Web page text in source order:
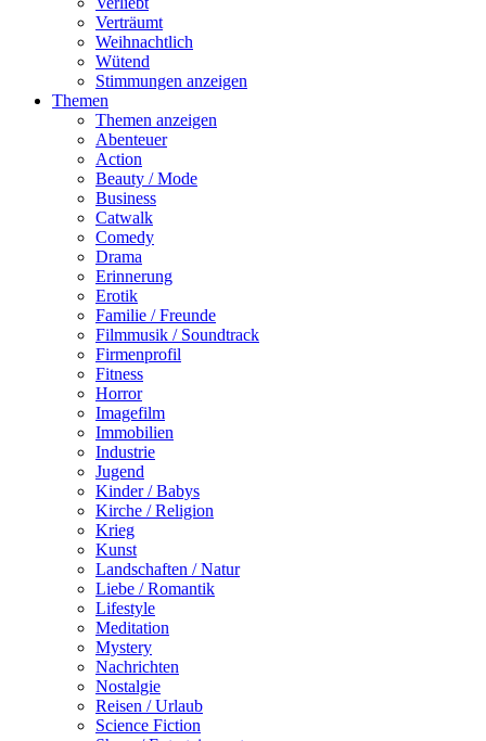
Verträumt
Weihnachtlich
Wütend
Stimmungen anzeigen
Themen
Themen anzeigen
Abenteuer
Action
Beauty / Mode
Business
Catwalk
Comedy
Drama
Erinnerung
Erotik
Familie / Freunde
Filmmusik / Soundtrack
Firmenprofil
Fitness
Horror
Imagefilm
Immobilien
Industrie
Jugend
Kinder / Babys
Kirche / Religion
Krieg
Kunst
Landschaften / Natur
Liebe / Romantik
Lifestyle
Meditation
Mystery
Nachrichten
Nostalgie
Reisen / Urlaub
Science Fiction